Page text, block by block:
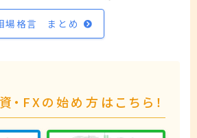
場格言 まとめ
・FXの始め方はこちら！